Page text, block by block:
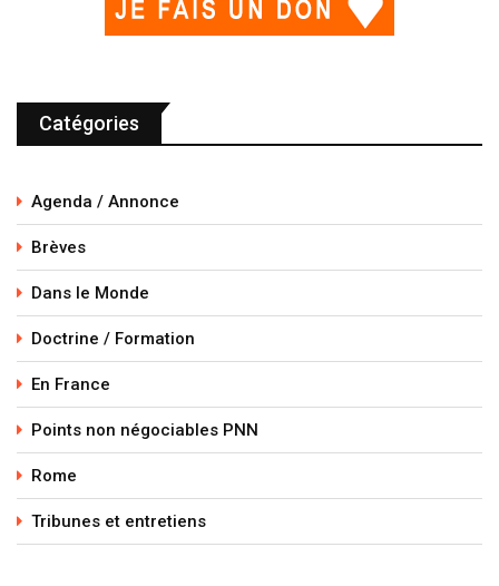
Catégories
Agenda / Annonce
Brèves
Dans le Monde
Doctrine / Formation
En France
Points non négociables PNN
Rome
Tribunes et entretiens